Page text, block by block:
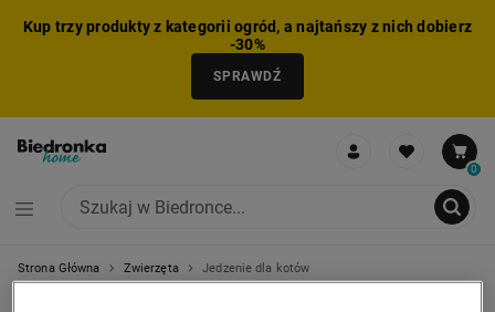
Kup trzy produkty z kategorii ogród, a najtańszy z nich dobierz
-30%
SPRAWDŹ
0
DODANO PRODUKT DO KOSZYKA
ZMNIEJSZONO LICZBĘ PRODUKTÓW
USUNIĘTO PRODUKT Z KOSZYKA
ZESTAW DODANY DO KOSZYKA
NIE MOŻNA BYŁO DODAĆ CAŁEGO ZESTAWU DO KOSZYKA
Strona Główna Zwierzęta Jedzenie dla kotów